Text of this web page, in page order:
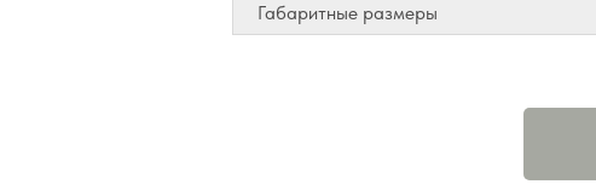
Габаритные размеры